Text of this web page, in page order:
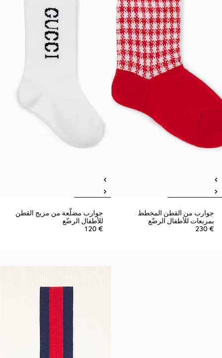
جوارب من القطن المخطط
بمربعات للأطفال الرضّع
€ 230
جوارب مضلّعة من مزيج القطن
للأطفال الرضّع
€ 120